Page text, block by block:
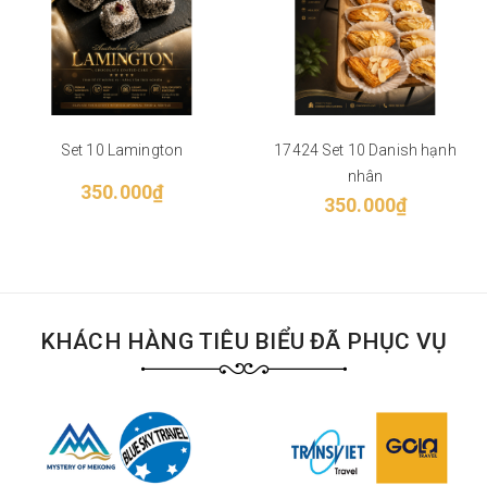
Set 10 Lamington
350.000₫
17424 Set 10 Danish hạnh
nhân
350.000₫
KHÁCH HÀNG TIÊU BIỂU ĐÃ PHỤC VỤ